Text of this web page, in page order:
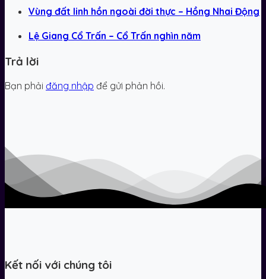
Vùng đất linh hồn ngoài đời thực – Hồng Nhai Động
Lệ Giang Cổ Trấn – Cổ Trấn nghìn năm
Trả lời
Bạn phải đăng nhập để gửi phản hồi.
Kết nối với chúng tôi